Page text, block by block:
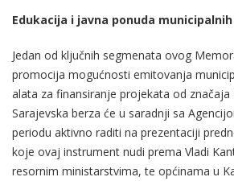
Edukacija i javna ponuda
Jedan od ključnih segmenata ovog
promocija mogućnosti emitovanja
alata za finansiranje projekata od značaja
Sarajevska berza će u saradnji sa
periodu aktivno raditi na prezentaciji
koje ovaj instrument nudi prema Vladi
resornim ministarstvima, te općinama u